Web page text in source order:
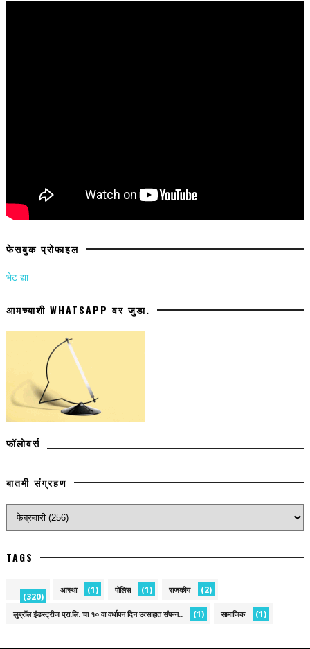
फेसबुक प्रोफाइल
भेट द्या
आमच्याशी WHATSAPP वर जुडा.
फॉलोवर्स
बातमी संग्रहण
TAGS
(320)
आस्था (1) पोलिस (1) राजकीय (2)
लुब्रॉल इंडस्ट्रीज प्रा.लि. चा १० वा वर्धापन दिन उत्साहात संपन्न.. (1) सामाजिक (1)